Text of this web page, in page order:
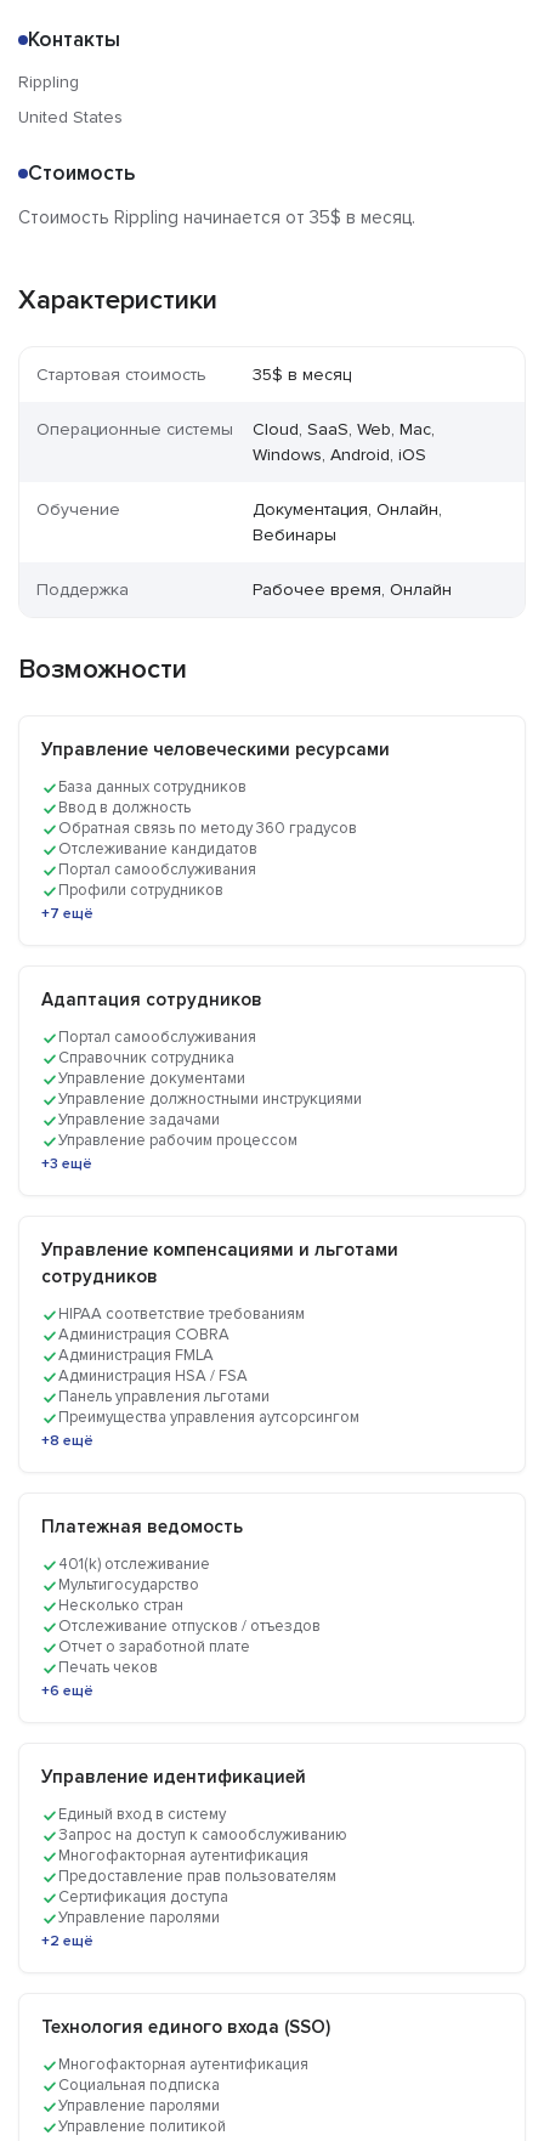
Контакты
Rippling
United States
Стоимость
Стоимость Rippling начинается от 35$ в месяц.
Характеристики
Стартовая стоимость 35$ в месяц
Операционные системы
Cloud, SaaS, Web, Mac,
Windows, Android, iOS
Обучение
Документация, Онлайн,
Вебинары
Поддержка Рабочее время, Онлайн
Возможности
Управление человеческими ресурсами
База данных сотрудников
Ввод в должность
Обратная связь по методу 360 градусов
Отслеживание кандидатов
Портал самообслуживания
Профили сотрудников
+7 ещё
Адаптация сотрудников
Портал самообслуживания
Справочник сотрудника
Управление документами
Управление должностными инструкциями
Управление задачами
Управление рабочим процессом
+3 ещё
Управление компенсациями и льготами
сотрудников
HIPAA соответствие требованиям
Администрация COBRA
Администрация FMLA
Администрация HSA / FSA
Панель управления льготами
Преимущества управления аутсорсингом
+8 ещё
Платежная ведомость
401(k) отслеживание
Мультигосударство
Несколько стран
Отслеживание отпусков / отъездов
Отчет о заработной плате
Печать чеков
+6 ещё
Управление идентификацией
Единый вход в систему
Запрос на доступ к самообслуживанию
Многофакторная аутентификация
Предоставление прав пользователям
Сертификация доступа
Управление паролями
+2 ещё
Технология единого входа (SSO)
Многофакторная аутентификация
Социальная подписка
Управление паролями
Управление политикой